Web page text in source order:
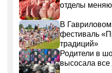
отделы
В
фестиваль
традиций»
Родители в
высосала все